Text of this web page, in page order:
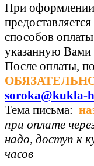
При оформлении
способов
указанную Вами
После оплаты,
soroka@kukla-
Тема письма:
при оплате
надо, доступ к
часов